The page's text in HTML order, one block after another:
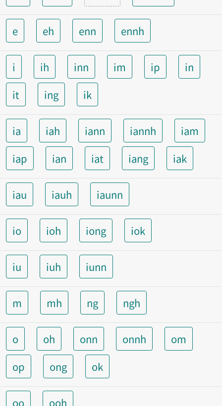
e eh enn ennh
i ih inn im ip
in
it
ing ik
ia iah iann iannh
iam
iap
ian iat iang iak
iau iauh iaunn
io ioh iong iok
iu iuh iunn
m mh ng ngh
o oh onn onnh
om
op
ong ok
oo ooh